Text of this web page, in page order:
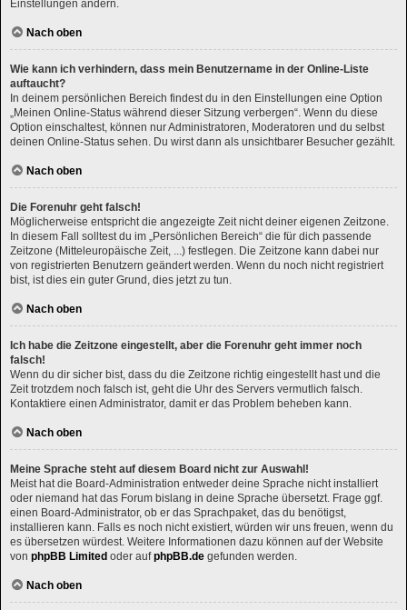
Einstellungen ändern.
Nach oben
Wie kann ich verhindern, dass mein Benutzername in der Online-Liste
auftaucht?
In deinem persönlichen Bereich findest du in den Einstellungen eine Option
„Meinen Online-Status während dieser Sitzung verbergen“. Wenn du diese
Option einschaltest, können nur Administratoren, Moderatoren und du selbst
deinen Online-Status sehen. Du wirst dann als unsichtbarer Besucher gezählt.
Nach oben
Die Forenuhr geht falsch!
Möglicherweise entspricht die angezeigte Zeit nicht deiner eigenen Zeitzone.
In diesem Fall solltest du im „Persönlichen Bereich“ die für dich passende
Zeitzone (Mitteleuropäische Zeit, ...) festlegen. Die Zeitzone kann dabei nur
von registrierten Benutzern geändert werden. Wenn du noch nicht registriert
bist, ist dies ein guter Grund, dies jetzt zu tun.
Nach oben
Ich habe die Zeitzone eingestellt, aber die Forenuhr geht immer noch
falsch!
Wenn du dir sicher bist, dass du die Zeitzone richtig eingestellt hast und die
Zeit trotzdem noch falsch ist, geht die Uhr des Servers vermutlich falsch.
Kontaktiere einen Administrator, damit er das Problem beheben kann.
Nach oben
Meine Sprache steht auf diesem Board nicht zur Auswahl!
Meist hat die Board-Administration entweder deine Sprache nicht installiert
oder niemand hat das Forum bislang in deine Sprache übersetzt. Frage ggf.
einen Board-Administrator, ob er das Sprachpaket, das du benötigst,
installieren kann. Falls es noch nicht existiert, würden wir uns freuen, wenn du
es übersetzen würdest. Weitere Informationen dazu können auf der Website
von phpBB Limited oder aufphpBB.de gefunden werden.
Nach oben